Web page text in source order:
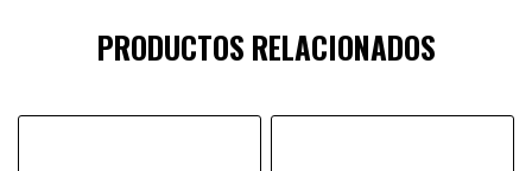
PRODUCTOS RELACIONADOS